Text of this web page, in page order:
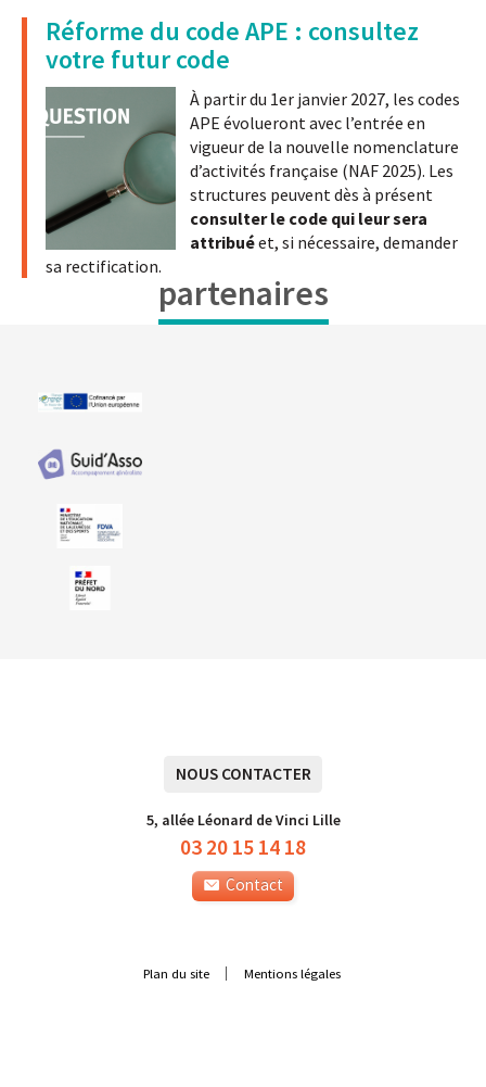
Réforme du code APE : consultez
votre futur code
À partir du 1er janvier 2027, les codes
APE évolueront avec l’entrée en
vigueur de la nouvelle nomenclature
d’activités française (NAF 2025). Les
structures peuvent dès à présent
consulter le code qui leur sera
attribuéet, si nécessaire, demander
sa rectification.
partenaires
NOUS CONTACTER
5, allée Léonard de Vinci Lille
03 20 15 14 18
Contact
Plan du site Mentions légales